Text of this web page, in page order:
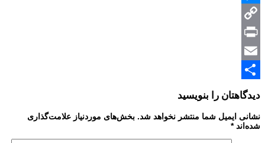
Messenger
Copy
Link
Print
Email
Share
دیدگاهتان را بنویسید
نشانی ایمیل شما منتشر نخواهد شد. بخش‌های موردنیاز علامت‌گذاری
شده‌اند*